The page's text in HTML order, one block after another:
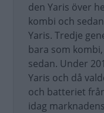
den Yaris över
kombi och
Yaris. Tredje
bara som
sedan. Under
Yaris och då
och batteriet
idag